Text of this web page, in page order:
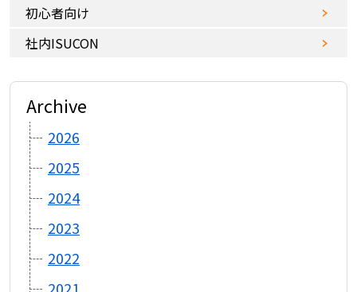
初心者向け
社内ISUCON
Archive
2026
2025
2024
2023
2022